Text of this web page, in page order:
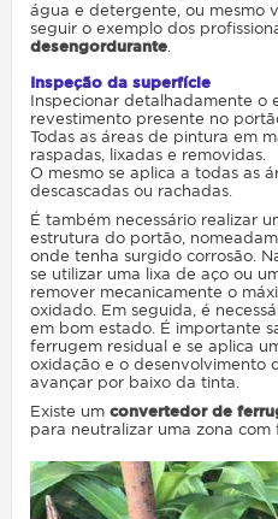
água e detergente, ou mesmo
seguir o exemplo dos
desengordurante
Inspeção da superfície
Inspecionar detalhadamente o
revestimento presente no
Todas as áreas de pintura em
raspadas, lixadas e removidas.
O mesmo se aplica a todas as
descascadas ou rachadas.
É também necessário realizar
estrutura do portão,
onde tenha surgido corrosão.
se utilizar uma lixa de aço ou
remover mecanicamente o
oxidado. Em seguida, é
em bom estado. É importante
ferrugem residual e se aplica
oxidação e o desenvolvimento
avançar por baixo da tinta.
Existe um convertedor de
para neutralizar uma zona com